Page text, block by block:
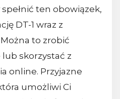
ten obowiązek,
DT-1 wraz z
Można to zrobić
skorzystać z
online. Przyjazne
umożliwi Ci